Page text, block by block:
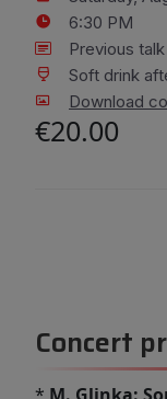
6:30 PM
Previous talk
Soft drink
Download
€20.00
Concert